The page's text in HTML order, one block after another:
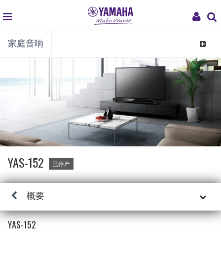
My
global
navigation
家庭音响
Toggle
YAS-152 已停产
概要
YAS-152